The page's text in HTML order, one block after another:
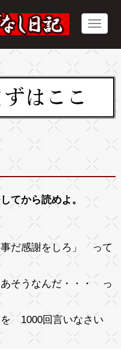
てから読めよ。
だ感謝をしろ」 って
そうなんだ・・・ っ
1000回言いなさい